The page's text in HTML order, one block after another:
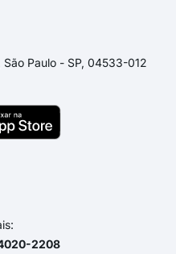
Paulo - SP, 04533-012
2208